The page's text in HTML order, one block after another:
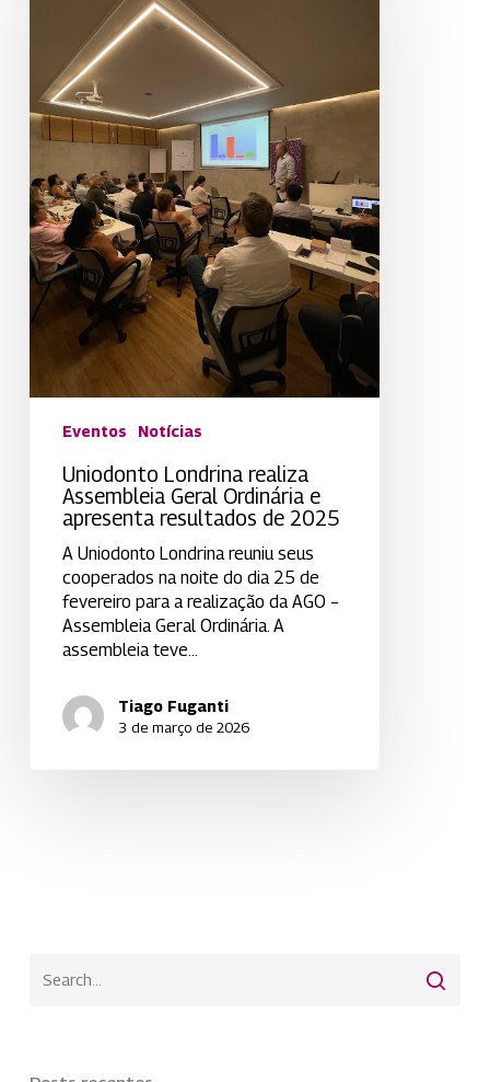
Assembleia
Ordinária
apresenta
resultados
2025
Eventos Notícias
Uniodonto Londrina realiza
Assembleia Geral Ordinária e
apresenta resultados de 2025
A Uniodonto Londrina reuniu seus
cooperados na noite do dia 25 de
fevereiro para a realização da AGO –
Assembleia Geral Ordinária. A
assembleia teve…
Tiago Fuganti
3 de março de 2026